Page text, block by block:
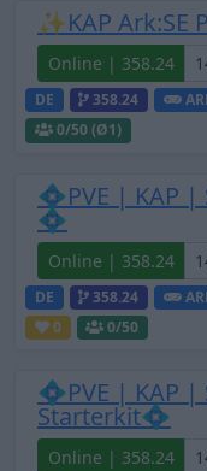
✨KAP Ark:SE
Online | 358.24
DE 358.24
0/50 (Ø1)
💠PVE | KAP
💠
Online | 358.24
DE 358.24
0
0/50
💠PVE | KAP |
Starterkit💠
Online | 358.24